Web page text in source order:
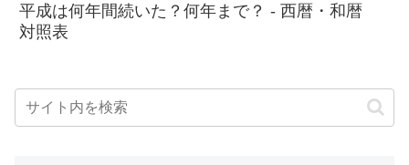
平成は何年間続いた？何年まで？ - 西暦・和暦
対照表